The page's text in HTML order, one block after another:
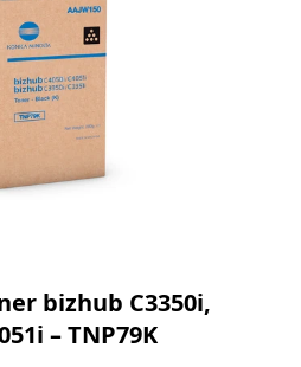
bizhub C3350i,
– TNP79K